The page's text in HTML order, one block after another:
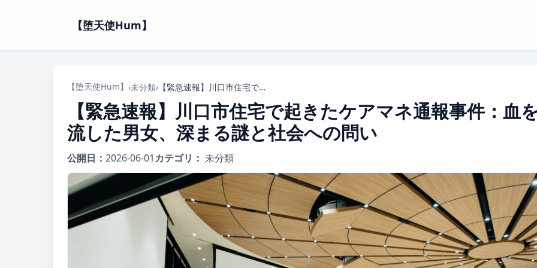
【堕天使Hum】
【堕天使Hum】 ›未分類› 【緊急速報】川口市住宅で起きたケアマネ通報事件：血を流した男女、深まる謎と社会への問い
【緊急速報】川口市住宅で起きたケアマネ通報事件：血
流した男女、深まる謎と社会への問い
公開日： 2026-06-01カテゴリ： 未分類